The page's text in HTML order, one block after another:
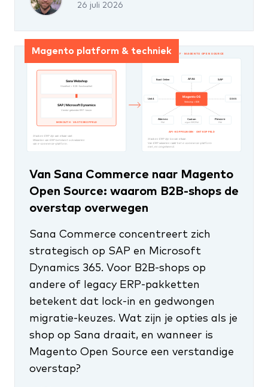
26 juli 2026
Magento platform & techniek
Van Sana Commerce naar Magento
Open Source: waarom B2B-shops de
overstap overwegen
Sana Commerce concentreert zich
strategisch op SAP en Microsoft
Dynamics 365. Voor B2B-shops op
andere of legacy ERP-pakketten
betekent dat lock-in en gedwongen
migratie-keuzes. Wat zijn je opties als je
shop op Sana draait, en wanneer is
Magento Open Source een verstandige
overstap?